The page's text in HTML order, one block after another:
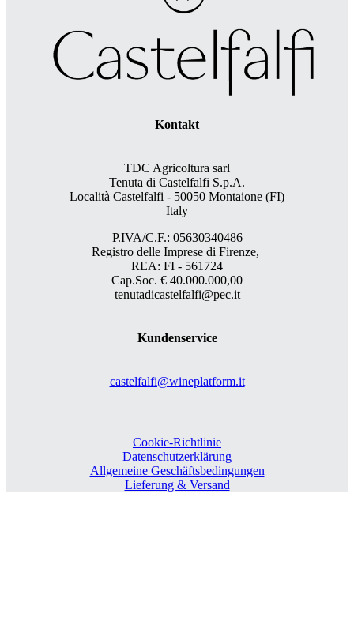
Kontakt
TDC Agricoltura sarl
Tenuta di Castelfalfi S.p.A.
Località Castelfalfi - 50050 Montaione (FI)
Italy
P.IVA/C.F.: 05630340486
Registro delle Imprese di Firenze,
REA: FI - 561724
Cap.Soc. € 40.000.000,00
tenutadicastelfalfi@pec.it
Kundenservice
castelfalfi@wineplatform.it
Cookie-Richtlinie
Datenschutzerklärung
Allgemeine Geschäftsbedingungen
Lieferung & Versand